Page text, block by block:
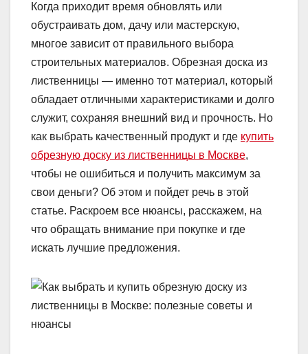
Когда приходит время обновлять или
обустраивать дом, дачу или мастерскую,
многое зависит от правильного выбора
строительных материалов. Обрезная доска из
лиственницы — именно тот материал, который
обладает отличными характеристиками и долго
служит, сохраняя внешний вид и прочность. Но
как выбрать качественный продукт и где купить
обрезную доску из лиственницы в Москве,
чтобы не ошибиться и получить максимум за
свои деньги? Об этом и пойдет речь в этой
статье. Раскроем все нюансы, расскажем, на
что обращать внимание при покупке и где
искать лучшие предложения.